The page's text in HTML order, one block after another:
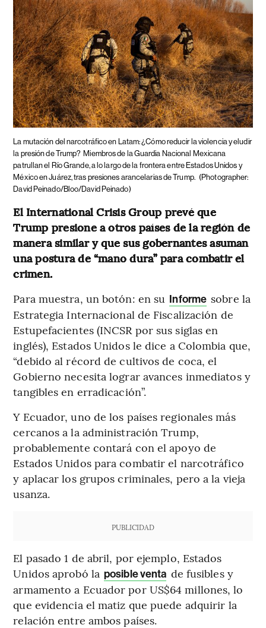
La mutación del narcotráfico en Latam: ¿Cómo reducir la violencia y eludir
la presión de Trump? Miembros de la Guardia Nacional Mexicana
patrullan el Río Grande, a lo largo de la frontera entre Estados Unidos y
México en Juárez, tras presiones arancelarias de Trump. (Photographer:
David Peinado/Bloo/David Peinado)
El International Crisis Group prevé que
Trump presione a otros países de la región de
manera similar y que sus gobernantes asuman
una postura de “mano dura” para combatir el
crimen.
Para muestra, un botón: en su Informe sobre la
Estrategia Internacional de Fiscalización de
Estupefacientes (INCSR por sus siglas en
inglés), Estados Unidos le dice a Colombia que,
“debido al récord de cultivos de coca, el
Gobierno necesita lograr avances inmediatos y
tangibles en erradicación”.
Y Ecuador, uno de los países regionales más
cercanos a la administración Trump,
probablemente contará con el apoyo de
Estados Unidos para combatir el narcotráfico
y aplacar los grupos criminales, pero a la vieja
usanza.
PUBLICIDAD
El pasado 1 de abril, por ejemplo, Estados
Unidos aprobó la posible venta de fusibles y
armamento a Ecuador por US$64 millones, lo
que evidencia el matiz que puede adquirir la
relación entre ambos países.